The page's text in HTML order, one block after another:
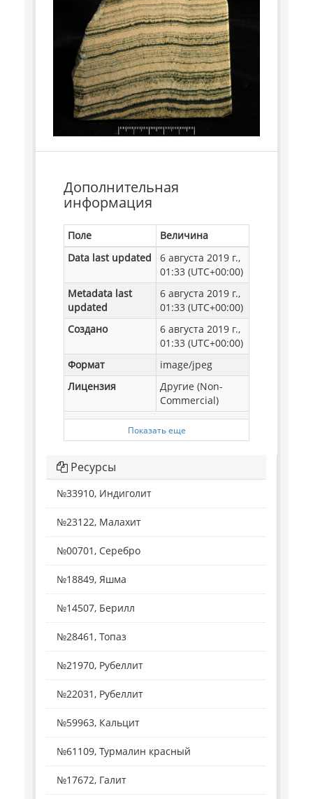
Дополнительная
информация
Поле
Величина
Data last updated
6 августа 2019 г.,
01:33 (UTC+00:00)
Metadata last
updated
6 августа 2019 г.,
01:33 (UTC+00:00)
Создано
6 августа 2019 г.,
01:33 (UTC+00:00)
Формат
image/jpeg
Лицензия
Другие (Non-
Commercial)
Показать еще
Ресурсы
№33910, Индиголит
№23122, Малахит
№00701, Серебро
№18849, Яшма
№14507, Берилл
№28461, Топаз
№21970, Рубеллит
№22031, Рубеллит
№59963, Кальцит
№61109, Турмалин красный
№17672, Галит